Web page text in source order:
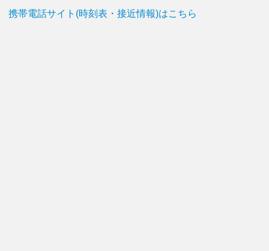
携帯電話サイト(時刻表・接近情報)はこちら